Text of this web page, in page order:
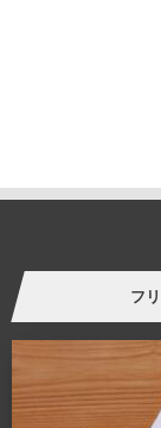
様々なケースス
スペ
フ